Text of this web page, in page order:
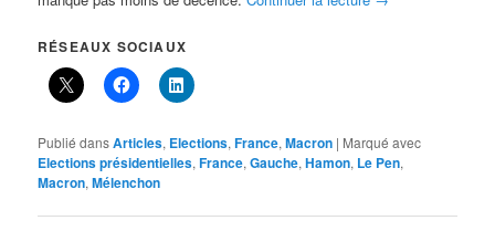
RÉSEAUX SOCIAUX
Publié dansArticles, Elections,France,Macron | Marqué avec
Elections présidentielles,France,Gauche,Hamon, Le Pen,
Macron,Mélenchon